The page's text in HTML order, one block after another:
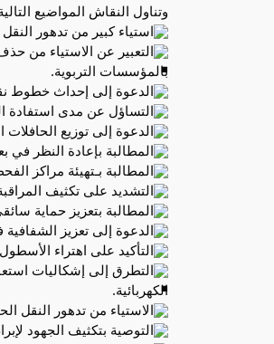
وتناول النقاش المواضيع
استياء كبير من تدهور
التعبير عن الاستياء من
بالمؤسسات التربوية.
الدعوة إلى إحداث خطوط
التساؤل عن مدى استفادة
الدعوة إلى توزيع
المطالبة بإعادة النظر في
المطالبة بـتهيئة مراكز
التشديد على تكثيف
المطالبة بتعزيز حماية
الدعوة إلى تعزيز
التأكيد على اهتراء
التطرق إلى إشكاليات
الكهربائية.
الاستياء من تدهور النقل
التوصية بتكثيف الجهود